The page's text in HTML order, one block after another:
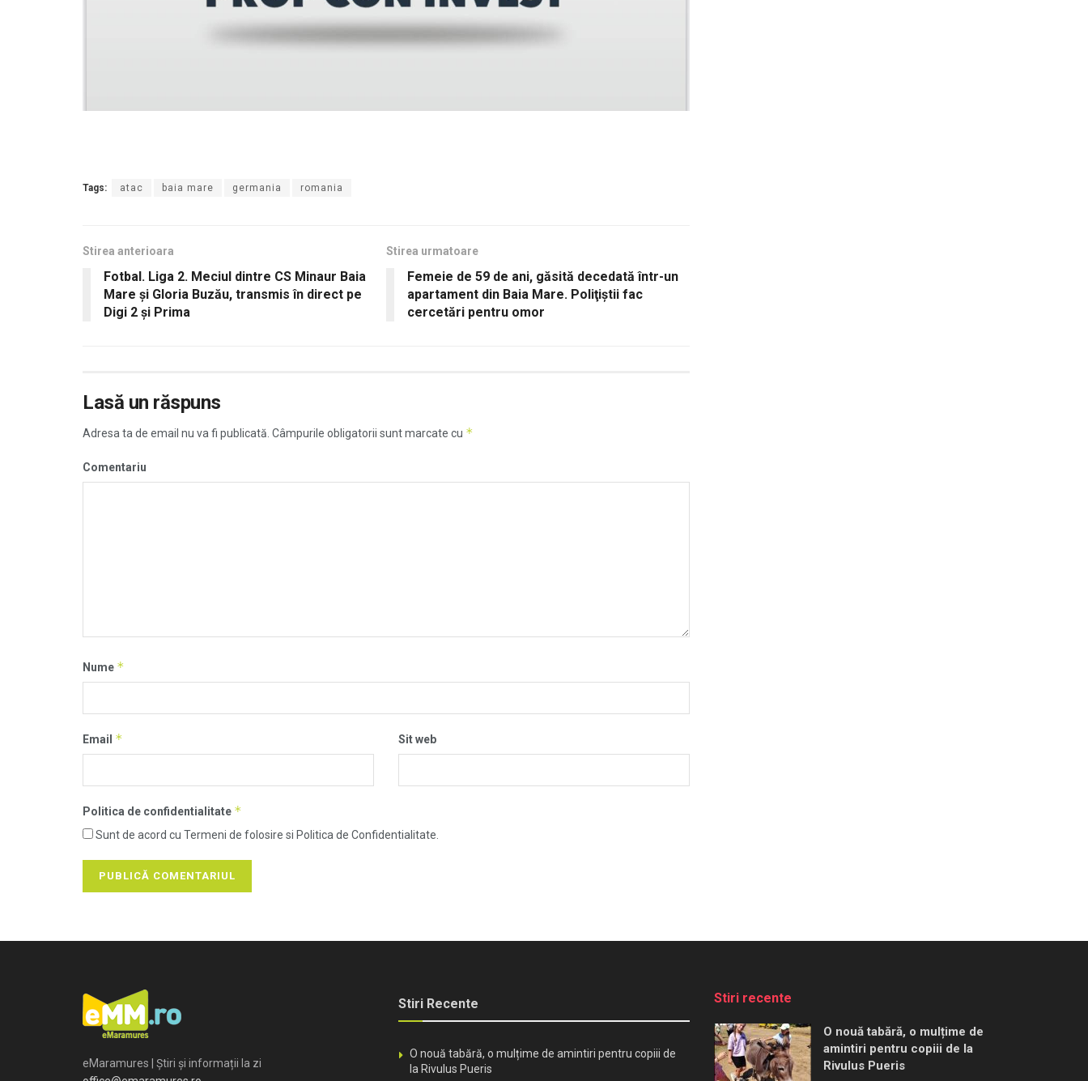
Tags: atac baia mare germania romania
Stirea anterioara
Fotbal. Liga 2. Meciul dintre CS Minaur Baia
Mare şi Gloria Buzău, transmis în direct pe
Digi 2 şi Prima
Stirea urmatoare
Femeie de 59 de ani, găsită decedată într-un
apartament din Baia Mare. Poliţiştii fac
cercetări pentru omor
Lasă un răspuns
Adresa ta de email nu va fi publicată. Câmpurile obligatorii sunt marcate cu *
Comentariu
Nume *
Email * Sit web
Politica de confidentialitate *
Sunt de acord cu Termeni de folosire si Politica de Confidentialitate.
eMaramures | Știri și informații la zi
Stiri Recente
O nouă tabără, o mulțime de amintiri pentru copiii de
la Rivulus Pueris
Stiri recente
O nouă tabără, o mulțime de
amintiri pentru copiii de la
Rivulus Pueris